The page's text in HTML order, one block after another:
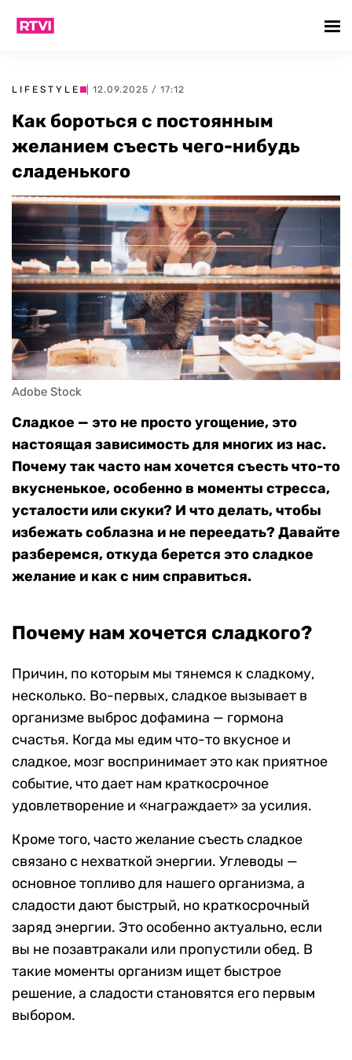
LIFESTYLE | 12.09.2025 / 17:12
Как бороться с постоянным
желанием съесть чего-нибудь
сладенького
Adobe Stock
Сладкое — это не просто угощение, это
настоящая зависимость для многих из нас.
Почему так часто нам хочется съесть что-то
вкусненькое, особенно в моменты стресса,
усталости или скуки? И что делать, чтобы
избежать соблазна и не переедать? Давайте
разберемся, откуда берется это сладкое
желание и как с ним справиться.
Почему нам хочется сладкого?
Причин, по которым мы тянемся к сладкому,
несколько. Во-первых, сладкое вызывает в
организме выброс дофамина — гормона
счастья. Когда мы едим что-то вкусное и
сладкое, мозг воспринимает это как приятное
событие, что дает нам краткосрочное
удовлетворение и «награждает» за усилия.
Кроме того, часто желание съесть сладкое
связано с нехваткой энергии. Углеводы —
основное топливо для нашего организма, а
сладости дают быстрый, но краткосрочный
заряд энергии. Это особенно актуально, если
вы не позавтракали или пропустили обед. В
такие моменты организм ищет быстрое
решение, а сладости становятся его первым
выбором.